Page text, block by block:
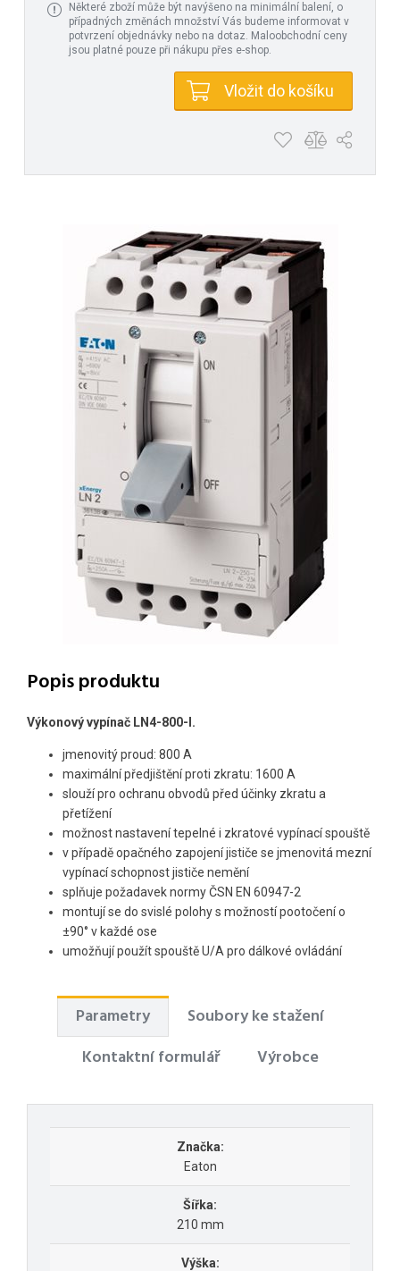
Některé zboží může být navýšeno na minimální balení, o
případných změnách množství Vás budeme informovat v
potvrzení objednávky nebo na dotaz. Maloobchodní ceny
jsou platné pouze při nákupu přes e-shop.
Vložit do košíku
Popis produktu
Výkonový vypínač LN4-800-I.
jmenovitý proud: 800 A
maximální předjištění proti zkratu: 1600 A
slouží pro ochranu obvodů před účinky zkratu a
přetížení
možnost nastavení tepelné i zkratové vypínací spouště
v případě opačného zapojení jističe se jmenovitá mezní
vypínací schopnost jističe nemění
splňuje požadavek normy ČSN EN 60947-2
montují se do svislé polohy s možností pootočení o
±90° v každé ose
umožňují použít spouště U/A pro dálkové ovládání
Parametry
Soubory ke stažení
Kontaktní formulář
Výrobce
Značka:
Eaton
Šířka:
210 mm
Výška: